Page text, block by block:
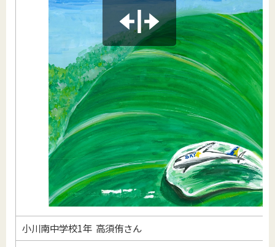
小川南中学校1年 高須侑さん